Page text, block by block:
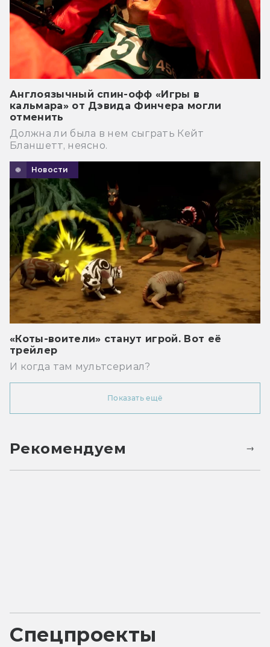
Англоязычный спин-офф «Игры в
кальмара» от Дэвида Финчера могли
отменить
Должна ли была в нем сыграть Кейт
Бланшетт, неясно.
Новости
«Коты-воители» станут игрой. Вот её
трейлер
И когда там мультсериал?
Показать ещё
Рекомендуем
Спецпроекты